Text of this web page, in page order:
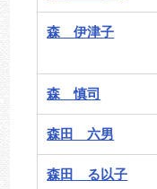
森 伊津子
森 慎司
森田 六男
森田 る以子